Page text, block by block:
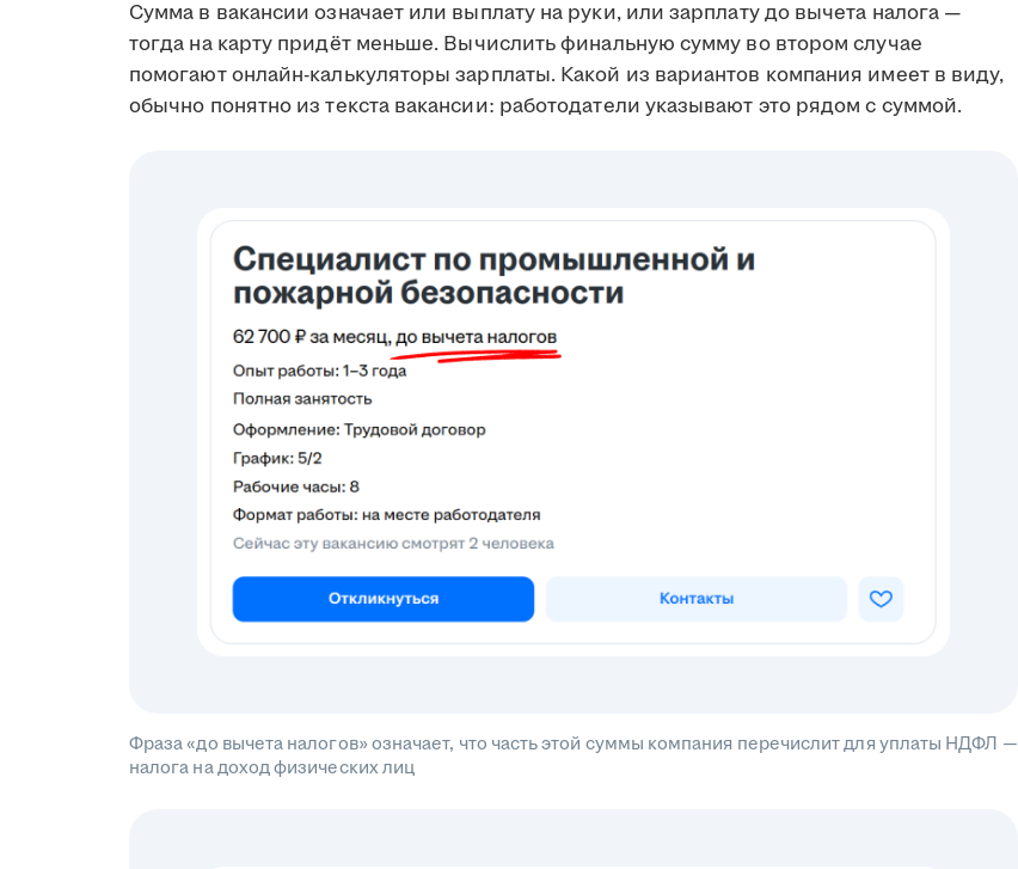
Сумма в вакансии означает или выплату на руки, или зарплату до вычета налога —
тогда на карту придёт меньше. Вычислить финальную сумму во втором случае
помогают онлайн-калькуляторы зарплаты. Какой из вариантов компания имеет в виду,
обычно понятно из текста вакансии: работодатели указывают это рядом с суммой.
Фраза «до вычета налогов» означает, что часть этой суммы компания перечислит для уплаты НДФЛ —
налога на доход физических лиц